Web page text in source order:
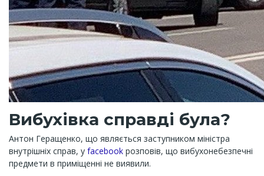
Вибухівка справді була?
Антон Геращенко, що являється заступником міністра
внутрішніх справ, у facebook розповів, що вибухонебезпечні
предмети в приміщенні не виявили.